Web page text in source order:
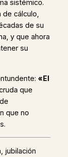
sistémico.
de cálculo,
de su
y que ahora
su
«El
que
que no
jubilación